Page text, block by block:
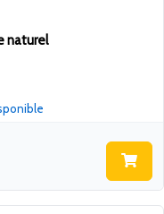
naturel